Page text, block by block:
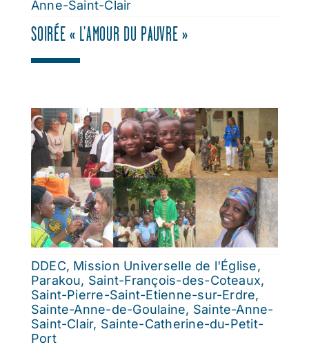
Anne-Saint-Clair
SOIRÉE « L’AMOUR DU PAUVRE »
DDEC, Mission Universelle de l'Église,
Parakou, Saint-François-des-Coteaux,
Saint-Pierre-Saint-Etienne-sur-Erdre,
Sainte-Anne-de-Goulaine, Sainte-Anne-
Saint-Clair, Sainte-Catherine-du-Petit-
Port